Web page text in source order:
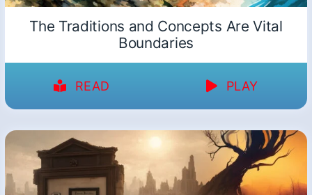
The Traditions and Concepts Are Vital
Boundaries
READ PLAY